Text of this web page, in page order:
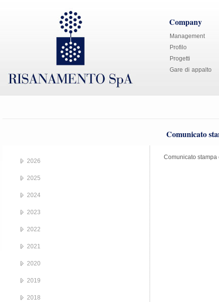
Company
Management
Profilo
Progetti
Gare di appalto
Comunicato
Comunicato
2026
2025
2024
2023
2022
2021
2020
2019
2018